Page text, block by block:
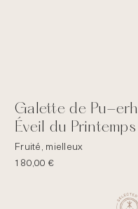
Galette de Pu-erh
Éveil du Printemps
Fruité, mielleux
180,00 €